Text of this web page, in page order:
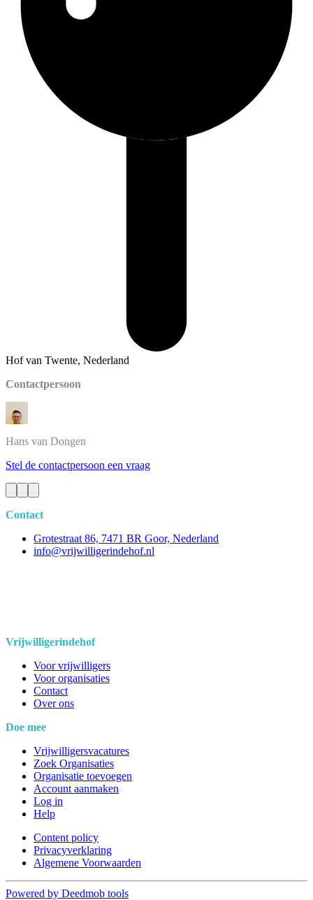
Hof van Twente, Nederland
Contactpersoon
Hans van Dongen
Stel de contactpersoon een vraag
Contact
Grotestraat 86, 7471 BR Goor, Nederland
info@vrijwilligerindehof.nl
Vrijwilligerindehof
Voor vrijwilligers
Voor organisaties
Contact
Over ons
Doe mee
Vrijwilligersvacatures
Zoek Organisaties
Organisatie toevoegen
Account aanmaken
Log in
Help
Content policy
Privacyverklaring
Algemene Voorwaarden
Powered by Deedmob tools